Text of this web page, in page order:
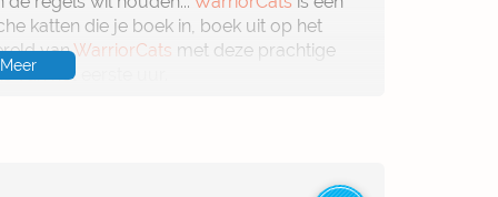
katten die je boek in, boek uit op het
vanWarriorCats met deze prachtige
van het eerste uur.
Meer